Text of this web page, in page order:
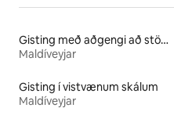
Gisting með aðgengi að stöðuvatni
Maldíveyjar
Gisting í vistvænum skálum
Maldíveyjar